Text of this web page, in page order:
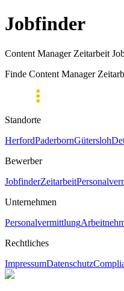
Jobfinder
Content Manager Zeitarbeit
Finde Content Manager
Standorte
HerfordPaderbornGütersloh
Bewerber
JobfinderZeitarbeit
Unternehmen
Personalvermittlung
Rechtliches
ImpressumDatenschutz